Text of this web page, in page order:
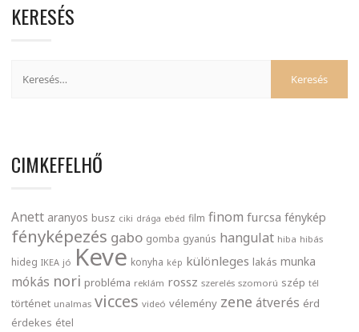
KERESÉS
CIMKEFELHŐ
Anett aranyos busz ciki drága ebéd film finom furcsa fénykép
fényképezés gabo gomba gyanús hangulat hiba hibás
hideg IKEA jó Keve konyha kép különleges lakás munka
mókás nori probléma reklám rossz szerelés szomorú szép tél
történet unalmas vicces videó vélemény zene átverés érd
érdekes étel